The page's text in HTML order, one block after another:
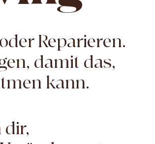
Reparieren.
damit das,
kann.
dir,